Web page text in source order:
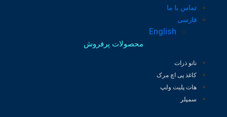
تماس با ما
فارسی
English
محصولات پرفروش
نانو ذرات
کاغذ پی اچ مرک
هات پلیت ولپ
سمپلر